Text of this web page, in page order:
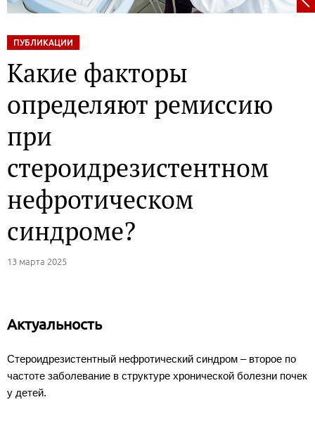
ПУБЛИКАЦИИ
Какие факторы
определяют ремиссию
при
стероидрезистентном
нефротическом
синдроме?
13 марта 2025
Актуальность
Стероидрезистентный нефротический синдром – второе по
частоте заболевание в структуре хронической болезни почек
у детей.